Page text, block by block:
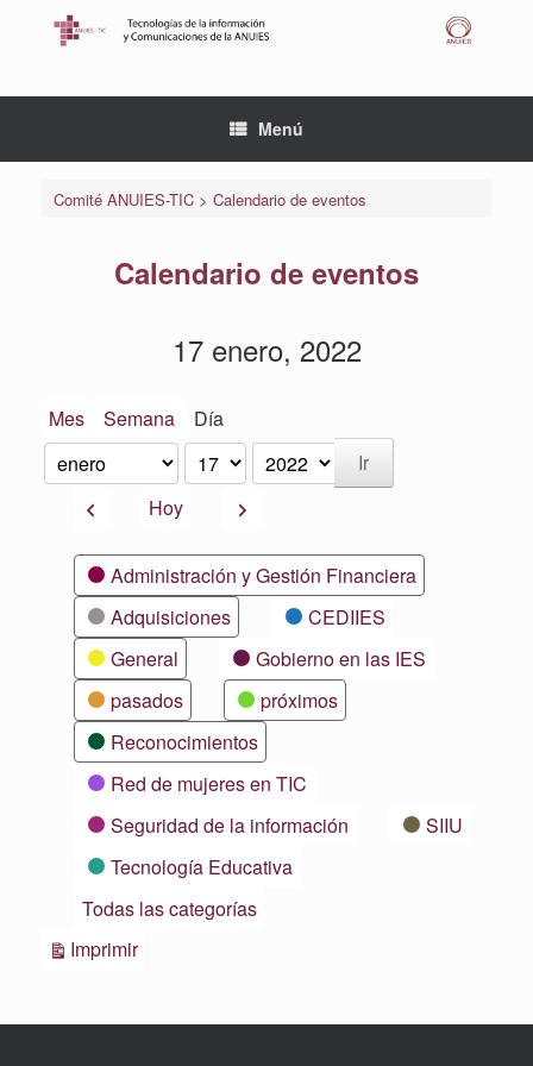
Menú
Comité ANUIES-TIC> Calendario de eventos
Calendario de eventos
17 enero, 2022
Mes Semana Día
Mes
Día
Año
AnteriorHoy Siguiente
CategoríasAdministración y Gestión Financiera
Adquisiciones
CEDIIES
General
Gobierno en las IES
pasados
próximos
Reconocimientos
Red de mujeres en TIC
Seguridad de la información
SIIU
Tecnología Educativa
Todas las categorías
ImprimirVistas